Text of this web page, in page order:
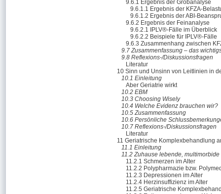
9.6.1 Ergebnis der Grobanalyse
9.6.1.1 Ergebnis der KFZA-
9.6.1.2 Ergebnis der ABI-
9.6.2 Ergebnis der Feinanalyse
9.6.2.1 IPLV®-Fälle im Überblick
9.6.2.2 Beispiele für IPLV®-Fälle
9.6.3 Zusammenhang zwischen
9.7 Zusammenfassung – das
9.8 Reflexions-/Diskussionsfragen
Literatur
10 Sinn und Unsinn von Leitlinien in
10.1 Einleitung
Aber Geriatrie wirkt
10.2 EBM
10.3 Choosing Wisely
10.4 Welche Evidenz brauchen wir?
10.5 Zusammenfassung
10.6 Persönliche
10.7 Reflexions-/Diskussionsfragen
Literatur
11 Geriatrische Komplexbehandlung
11.1 Einleitung
11.2 Zuhause lebende,
11.2.1 Schmerzen im Alter
11.2.2 Polypharmazie bzw.
11.2.3 Depressionen im Alter
11.2.4 Herzinsuffizienz im Alter
11.2.5 Geriatrische